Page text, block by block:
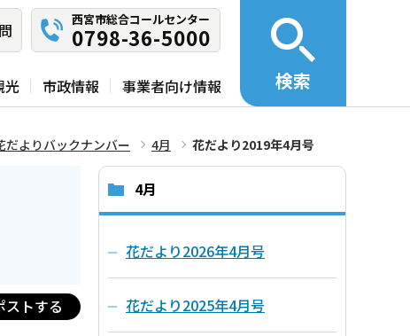
西宮市総合コールセンター
0798-36-5000
光 市政情報 事業者向け情報 検索
だよりバックナンバー 4月 花だより2019年4月号
ストする
4月
花だより2026年4月号
花だより2025年4月号